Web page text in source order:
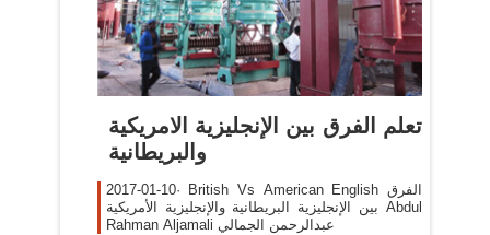
‫تعلم الفرق بين الإنجليزية الامريكية
والبريطانية
2017-01-10· British Vs American English الفرق
بين الإنجليزية البريطانية والإنجليزية الأمريكية Abdul
Rahman Aljamali عبدالرحمن الجمالي